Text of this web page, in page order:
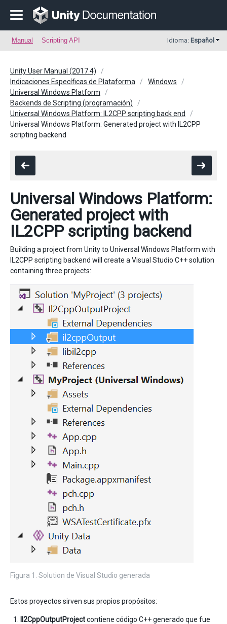
Manual Scripting API Idioma: Español
Unity User Manual (2017.4)
Indicaciones Específicas de Plataforma
Windows
Universal Windows Platform
Backends de Scripting (programación)
Universal Windows Platform: IL2CPP scripting back end
Universal Windows Platform: Generated project with IL2CPP
scripting backend
Universal Windows Platform:
Generated project with
IL2CPP scripting backend
Building a project from Unity to Universal Windows Platform with
IL2CPP scripting backend will create a Visual Studio C++ solution
containing three projects:
Figura 1. Solution de Visual Studio generada
Estos proyectos sirven sus propios propósitos:
Il2CppOutputProjectcontiene código C++ generado que fue